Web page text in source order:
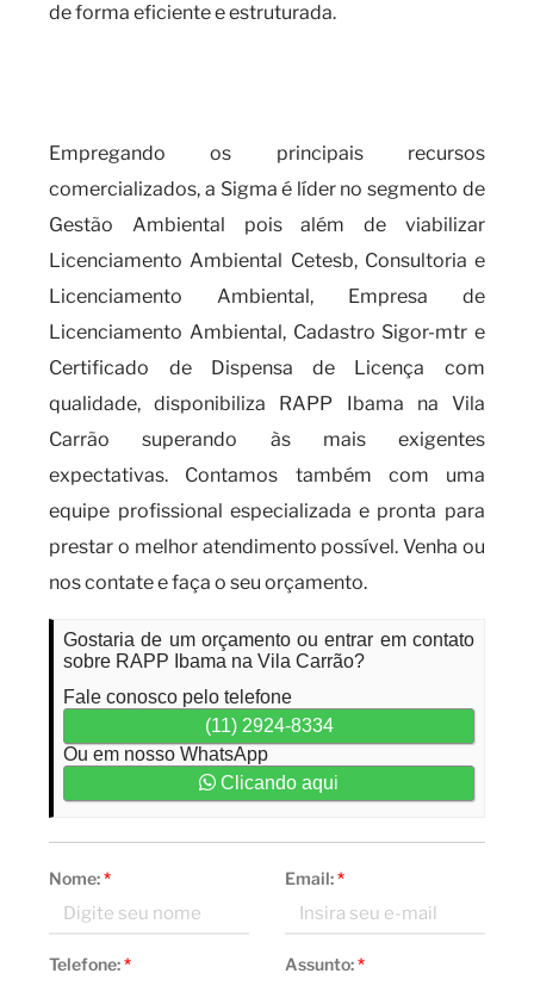
de forma eficiente e estruturada.
Empregando os principais recursos
comercializados, a Sigma é líder no segmento de
Gestão Ambiental pois além de viabilizar
Licenciamento Ambiental Cetesb, Consultoria e
Licenciamento Ambiental, Empresa de
Licenciamento Ambiental, Cadastro Sigor-mtr e
Certificado de Dispensa de Licença com
qualidade, disponibiliza RAPP Ibama na Vila
Carrão superando às mais exigentes
expectativas. Contamos também com uma
equipe profissional especializada e pronta para
prestar o melhor atendimento possível. Venha ou
nos contate e faça o seu orçamento.
Gostaria de um orçamento ou entrar em contato
sobre RAPP Ibama na Vila Carrão?
Fale conosco pelo telefone
(11) 2924-8334
Ou em nosso WhatsApp
Clicando aqui
Nome:* Email:*
Telefone:* Assunto:*